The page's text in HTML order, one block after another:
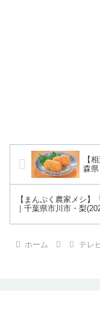
【
森
【まんぷく農家メシ
｜千葉県市川市・梨
ホーム テレ